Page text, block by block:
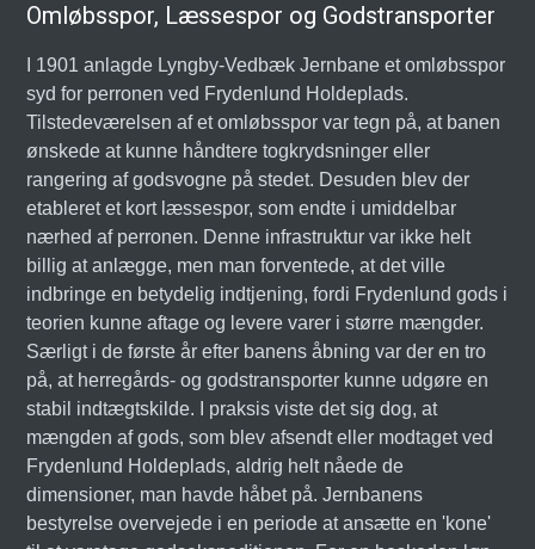
Omløbsspor, Læssespor og Godstransporter
I 1901 anlagde Lyngby-Vedbæk Jernbane et omløbsspor
syd for perronen ved Frydenlund Holdeplads.
Tilstedeværelsen af et omløbsspor var tegn på, at banen
ønskede at kunne håndtere togkrydsninger eller
rangering af godsvogne på stedet. Desuden blev der
etableret et kort læssespor, som endte i umiddelbar
nærhed af perronen. Denne infrastruktur var ikke helt
billig at anlægge, men man forventede, at det ville
indbringe en betydelig indtjening, fordi Frydenlund gods i
teorien kunne aftage og levere varer i større mængder.
Særligt i de første år efter banens åbning var der en tro
på, at herregårds- og godstransporter kunne udgøre en
stabil indtægtskilde. I praksis viste det sig dog, at
mængden af gods, som blev afsendt eller modtaget ved
Frydenlund Holdeplads, aldrig helt nåede de
dimensioner, man havde håbet på. Jernbanens
bestyrelse overvejede i en periode at ansætte en 'kone'